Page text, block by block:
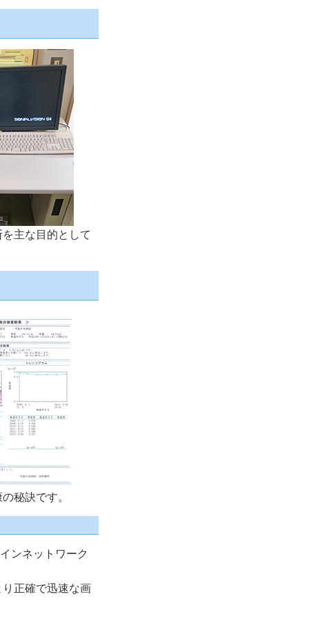
主な目的として
秘訣です。
ンネットワーク
正確で迅速な画